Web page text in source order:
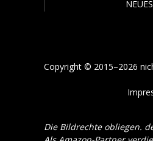
Copyright © 2015–2026
Die Bildrechte obliegen.